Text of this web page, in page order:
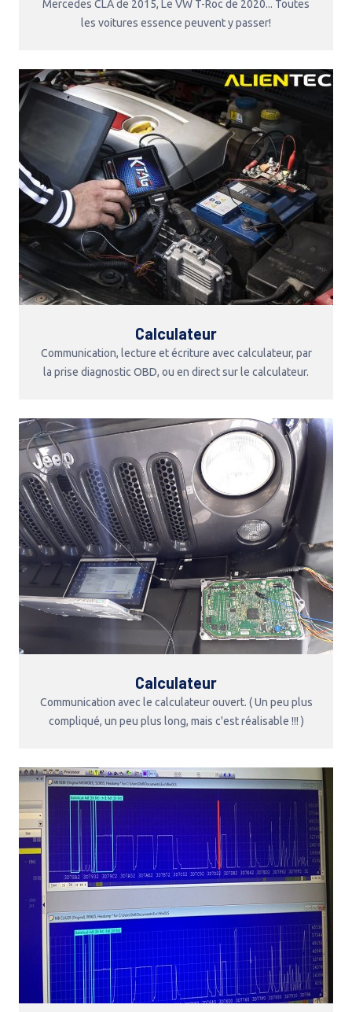
Mercedes CLA de 2015, Le VW T-Roc de 2020... Toutes
les voitures essence peuvent y passer!
Calculateur
Communication, lecture et écriture avec calculateur, par
la prise diagnostic OBD, ou en direct sur le calculateur.
Calculateur
Communication avec le calculateur ouvert. ( Un peu plus
compliqué, un peu plus long, mais c'est réalisable !!! )